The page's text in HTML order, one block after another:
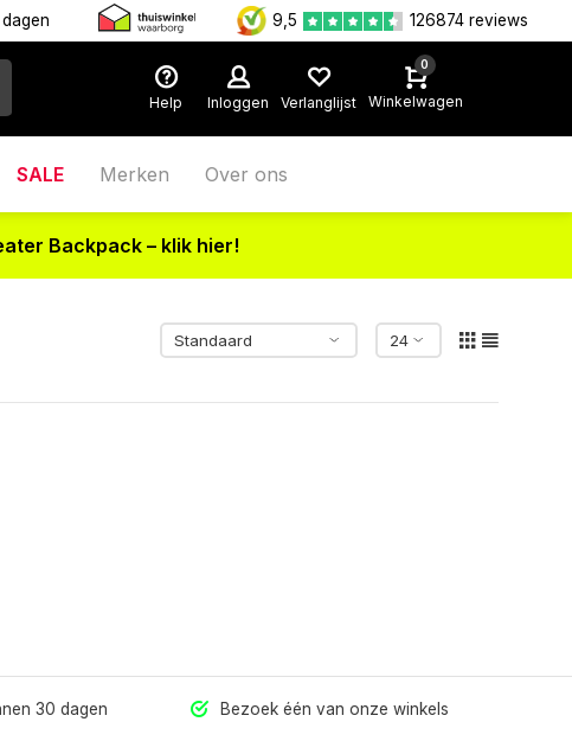
9,5 126874 reviews
Help Inloggen Verlanglijst
0
Winkelwagen
SALE Merken Over ons
Backpack – klik hier!
30 dagen Bezoek één van onze winkels